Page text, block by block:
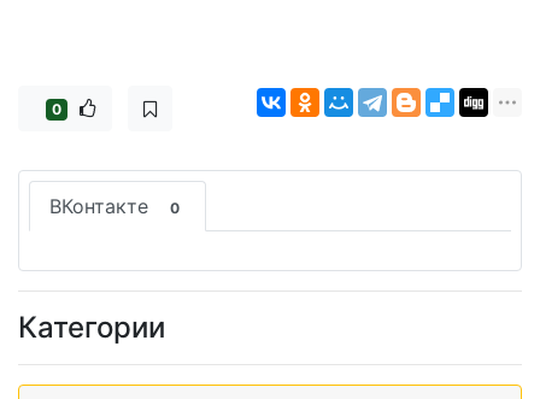
0
ВКонтакте 0
Категории